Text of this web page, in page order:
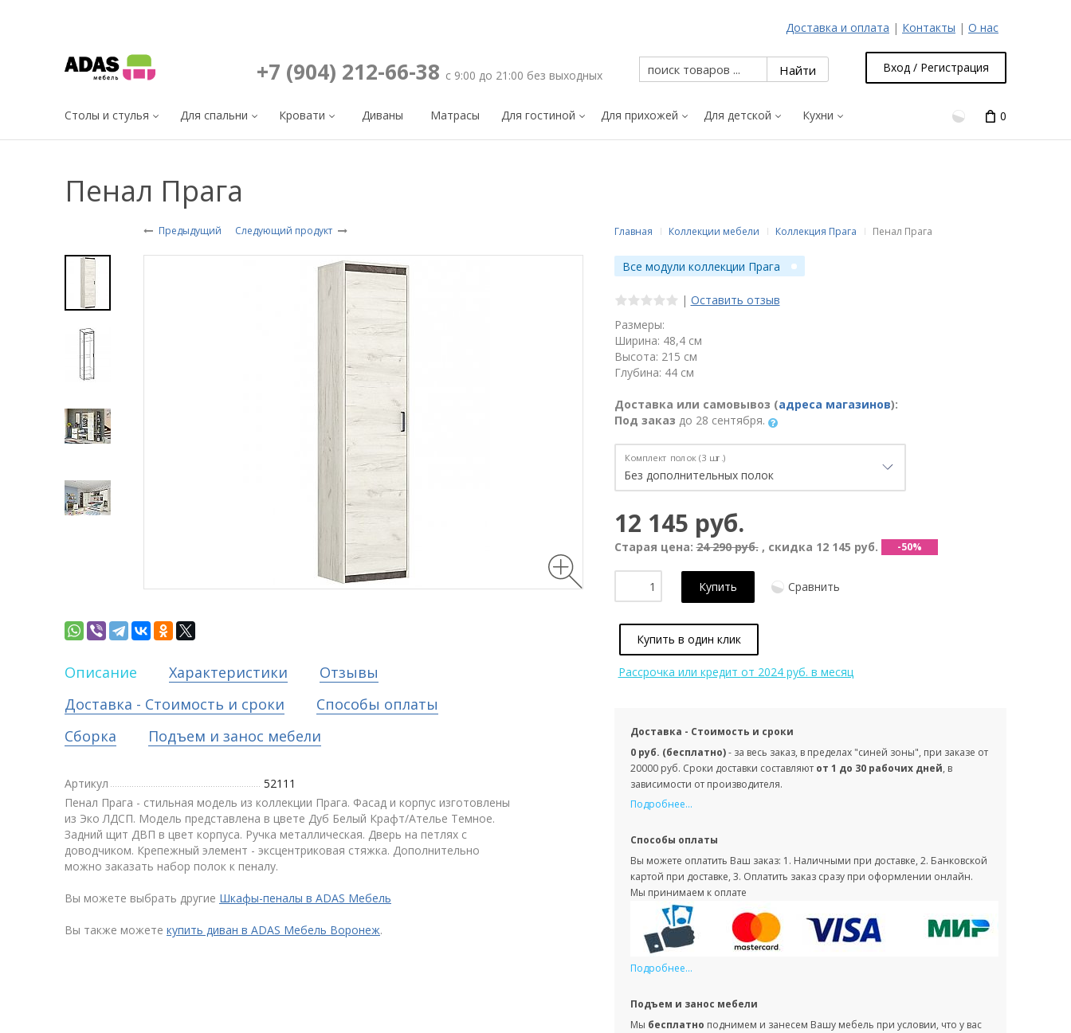
Доставка и оплата | Контакты | О нас
+7 (904) 212-66-38 с 9:00 до 21:00 без выходных
Вход / Регистрация
Столы и стулья Для спальни Кровати Диваны Матрасы Для гостиной Для прихожей Для детской Кухни 0
Пенал Прага
Предыдущий Следующий продукт Главная Коллекции мебели Коллекция Прага Пенал Прага
Все модули коллекции Прага
| Оставить отзыв
Размеры:
Ширина: 48,4 см
Высота: 215 см
Глубина: 44 см
Доставка или самовывоз (адреса магазинов):
Под заказ до 28 сентября.
Комплект полок (3 шт.)
12 145 руб.
Старая цена:24 290 руб., скидка 12 145 руб. -50%
Купить Сравнить
Купить в один клик
Рассрочка или кредит от 2024 руб. в месяц
Доставка - Стоимость и сроки
0 руб. (бесплатно)- за весь заказ, в пределах "синей зоны", при заказе от
20000 руб. Сроки доставки составляют от 1 до 30 рабочих дней, в
зависимости от производителя.
Подробнее...
Способы оплаты
Вы можете оплатить Ваш заказ: 1. Наличными при доставке, 2. Банковской
картой при доставке, 3. Оплатить заказ сразу при оформлении онлайн.
Мы принимаем к оплате
Подробнее...
Подъем и занос мебели
Мы бесплатно поднимем и занесем Вашу мебель при условии, что у вас
Описание Характеристики
Отзывы
Доставка - Стоимость и сроки
Способы оплаты
Сборка
Подъем и занос мебели
Артикул
52111
Пенал Прага - стильная модель из коллекции Прага. Фасад и корпус изготовлены
из Эко ЛДСП. Модель представлена в цвете Дуб Белый Крафт/Ателье Темное.
Задний щит ДВП в цвет корпуса. Ручка металлическая. Дверь на петлях с
доводчиком. Крепежный элемент - эксцентриковая стяжка. Дополнительно
можно заказать набор полок к пеналу.
Вы можете выбрать другие Шкафы-пеналы в ADAS Мебель
Вы также можете купить диван в ADAS Мебель Воронеж.